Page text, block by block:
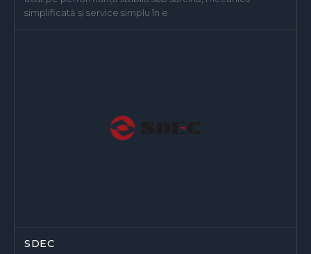
simplificată și service simplu în e
SDEC